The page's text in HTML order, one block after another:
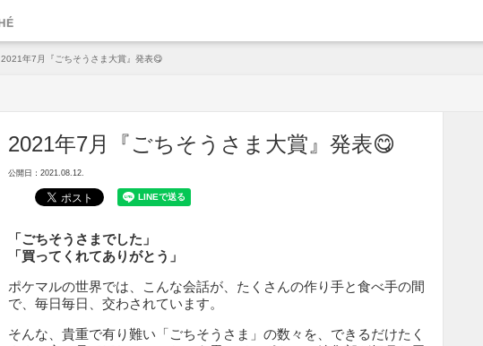
2021年7月『ごちそうさま大賞』発表😋
2021年7月『ごちそうさま大賞』発表😋
公開日：2021.08.12.
「ごちそうさまでした」
「買ってくれてありがとう」
ポケマルの世界では、こんな会話が、たくさんの作り手と食べ手の間
で、毎日毎日、交わされています。
そんな、貴重で有り難い「ごちそうさま」の数々を、できるだけたく